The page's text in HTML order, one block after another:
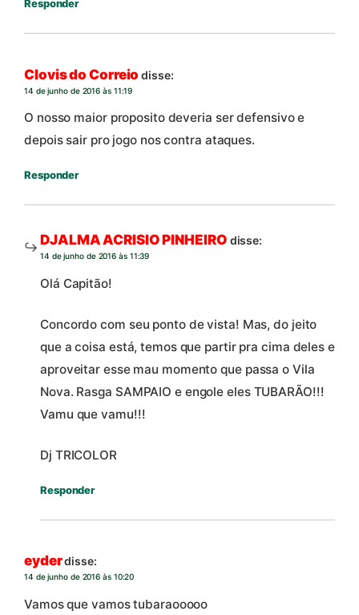
Responder
Clovis do Correio disse:
14 de junho de 2016 às 11:19
O nosso maior proposito deveria ser defensivo e
depois sair pro jogo nos contra ataques.
Responder
DJALMA ACRISIO PINHEIRO disse:
14 de junho de 2016 às 11:39
Olá Capitão!
Concordo com seu ponto de vista! Mas, do jeito
que a coisa está, temos que partir pra cima deles e
aproveitar esse mau momento que passa o Vila
Nova. Rasga SAMPAIO e engole eles TUBARÃO!!!
Vamu que vamu!!!
Dj TRICOLOR
Responder
eyderdisse:
14 de junho de 2016 às 10:20
Vamos que vamos tubaraooooo